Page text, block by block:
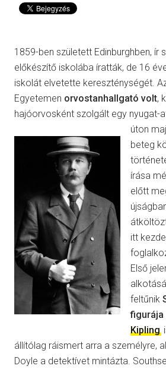
1859-ben született Edinburghben, ír
előkészítő iskolába íratták, de 16
iskolát elvetette kereszténységét.
Egyetemen orvostanhallgató volt,
hajóorvosként szolgált egy nyugat-
úton
beteg
írása
előtt
itt
Első
feltűnik
figurája
Kipling
állítólag ráismert arra a személyre,
Doyle a detektívet mintázta.